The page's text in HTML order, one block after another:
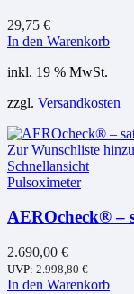
29,75 €
In den Warenkorb
inkl. 19 % MwSt.
zzgl. Versandkosten
Zur Wunschliste
Schnellansicht
Pulsoximeter
AEROcheck® –
2.690,00 €
UVP: 2.998,80 €
In den Warenkorb